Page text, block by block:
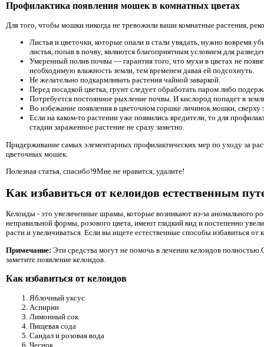
Профилактика появления мошек в комнатных цветах
Для того, чтобы мошки никогда не тревожили ваши комнатные растения,
Листья и цветочки, которые опали и стали увядать, нужно вовремя
листья, попав в почву, являются благоприятным условием для
Умеренный полив почвы — гарантия того, что мухи в цветах не
необходимую влажность земли, тем временем давая ей подсохнуть.
Не желательно подкармливать растения чайной заваркой.
Перед посадкой цветка, грунт следует обработать паром либо
Потребуется постоянное рыхление почвы. И кислород попадет в
Во избежание появления в цветочном горшке личинок мошки,
Если на каком-то растении уже появились вредители, то для
стадии зараженное растение не сразу заметно.
Придерживание самых элементарных профилактических мер по уходу за
цветочных мошек.
Полезная статья, спасибо!9Мне не нравится, удалите!
Как избавиться от келоидов естественным
Келоиды - это увеличенные шрамы, которые возникают из-за аномального
неправильной формы, розового цвета, имеют гладкий вид и постепенно
расти и увеличиваться. Если вы ищете естественные способы избавиться
Примечание: Эти средства могут не помочь в лечении келоидов
заметите появление келоидов.
Как избавиться от келоидов
Яблочный уксус
Аспирин
Лимонный сок
Пищевая сода
Сандал и розовая вода
Чеснок